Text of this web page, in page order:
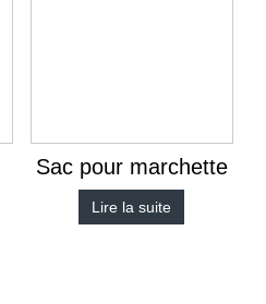
Sac pour marchette
Lire la suite